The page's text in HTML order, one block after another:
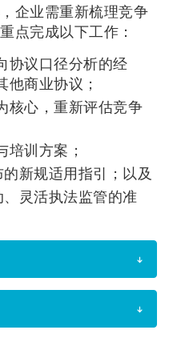
企业需重新梳理竞争
点完成以下工作：
协议口径分析的经
他商业协议；
核心，重新评估竞争
培训方案；
新规适用指引；以及
灵活执法监管的准